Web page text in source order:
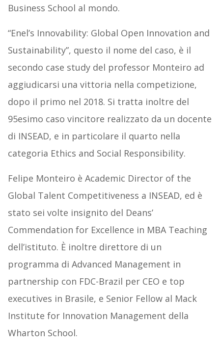
Business School al mondo.
“Enel’s Innovability: Global Open Innovation and
Sustainability”, questo il nome del caso, è il
secondo case study del professor Monteiro ad
aggiudicarsi una vittoria nella competizione,
dopo il primo nel 2018. Si tratta inoltre del
95esimo caso vincitore realizzato da un docente
di INSEAD, e in particolare il quarto nella
categoria Ethics and Social Responsibility.
Felipe Monteiro è Academic Director of the
Global Talent Competitiveness a INSEAD, ed è
stato sei volte insignito del Deans’
Commendation for Excellence in MBA Teaching
dell’istituto. È inoltre direttore di un
programma di Advanced Management in
partnership con FDC-Brazil per CEO e top
executives in Brasile, e Senior Fellow al Mack
Institute for Innovation Management della
Wharton School.